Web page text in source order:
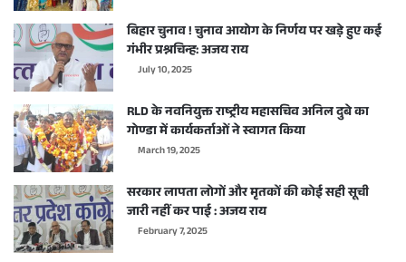
बिहार चुनाव ! चुनाव आयोग के निर्णय पर खड़े हुए कई
गंभीर प्रश्नचिन्ह: अजय राय
July 10, 2025
RLD के नवनियुक्त राष्ट्रीय महासचिव अनिल दुबे का
गोण्डा में कार्यकर्ताओं ने स्वागत किया
March 19, 2025
सरकार लापता लोगों और मृतकों की कोई सही सूची
जारी नहीं कर पाई : अजय राय
February 7, 2025